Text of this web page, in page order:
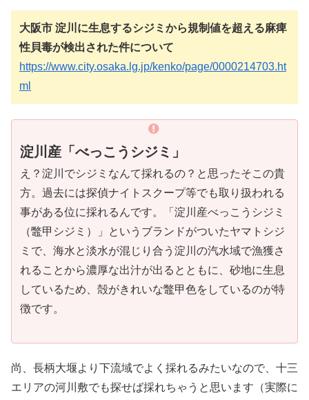
大阪市 淀川に生息するシジミから規制値を超える麻痺
性貝毒が検出された件について
https://www.city.osaka.lg.jp/kenko/page/0000214703.ht
ml
淀川産「べっこうシジミ」
え？淀川でシジミなんて採れるの？と思ったそこの貴
方。過去には探偵ナイトスクープ等でも取り扱われる
事がある位に採れるんです。「淀川産べっこうシジミ
（鼈甲シジミ）」というブランドがついたヤマトシジ
ミで、海水と淡水が混じり合う淀川の汽水域で漁獲さ
れることから濃厚な出汁が出るとともに、砂地に生息
しているため、殻がきれいな鼈甲色をしているのが特
徴です。
尚、長柄大堰より下流域でよく採れるみたいなので、十三
エリアの河川敷でも探せば採れちゃうと思います（実際に